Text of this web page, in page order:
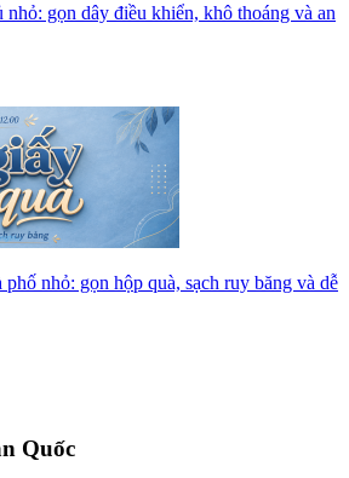
nhỏ: gọn dây điều khiển, khô thoáng và an
nhỏ: gọn hộp quà, sạch ruy băng và dễ
Quốc